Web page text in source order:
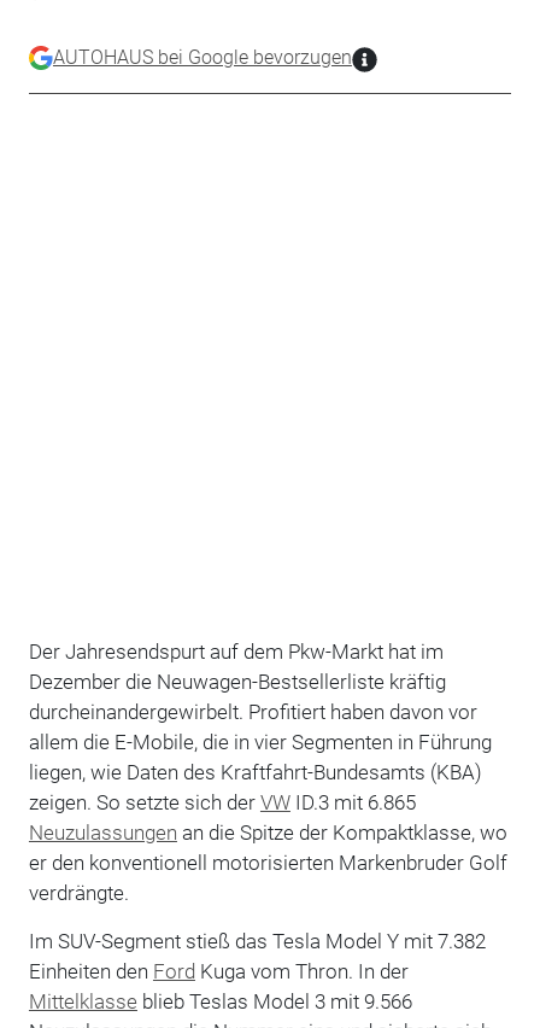
AUTOHAUS bei Google bevorzugen
Der Jahresendspurt auf dem Pkw-Markt hat im
Dezember die Neuwagen-Bestsellerliste kräftig
durcheinandergewirbelt. Profitiert haben davon vor
allem die E-Mobile, die in vier Segmenten in Führung
liegen, wie Daten des Kraftfahrt-Bundesamts (KBA)
zeigen. So setzte sich der VWID.3 mit 6.865
Neuzulassungen an die Spitze der Kompaktklasse, wo
er den konventionell motorisierten Markenbruder Golf
verdrängte.
Im SUV-Segment stieß das Tesla Model Y mit 7.382
Einheiten den Ford Kuga vom Thron. In der
Mittelklasse blieb Teslas Model 3 mit 9.566